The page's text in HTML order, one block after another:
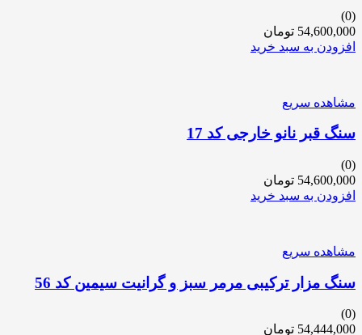
(0)
54,600,000 تومان
افزودن به سبد خرید
مشاهده سریع
سنگ قبر نانو خارجی کد 17
(0)
54,600,000 تومان
افزودن به سبد خرید
مشاهده سریع
سنگ مزار ترکیبی مرمر سبز و گرانیت سیمین کد 56
(0)
54,444,000 تومان